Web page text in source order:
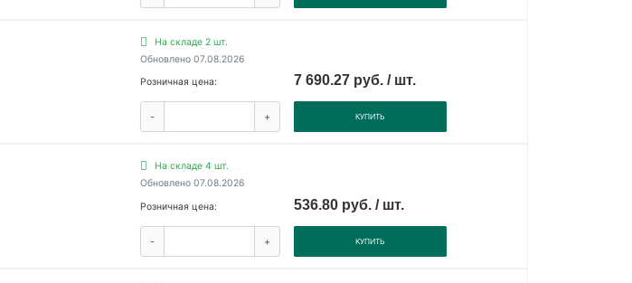
На складе 2 шт.
Обновлено 07.08.2026
Розничная цена:
7 690.27 руб. / шт.
- + КУПИТЬ
На складе 4 шт.
Обновлено 07.08.2026
Розничная цена:
536.80 руб. / шт.
- + КУПИТЬ